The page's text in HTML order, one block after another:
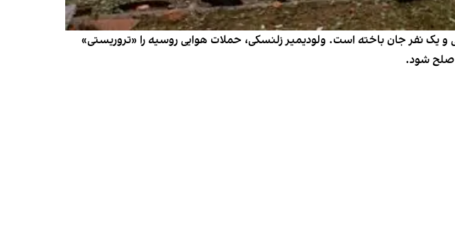
روز شنبه گفت که بر اثر حملات هوایی روسیه در خارکیف بیش از ۴۰ نفر زخمی و یک نفر جان باخته است. ولودیمیر زلنسکی، حملات هوایی روسیه را «تروریستی»
صلح شود.